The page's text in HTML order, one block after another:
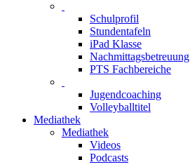
Schulprofil
Stundentafeln
iPad Klasse
Nachmittagsbetreuung
PTS Fachbereiche
Jugendcoaching
Volleyballtitel
Mediathek
Mediathek
Videos
Podcasts